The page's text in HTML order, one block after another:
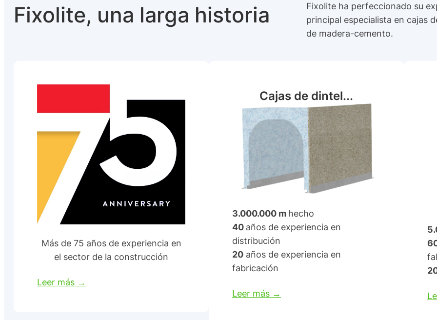
Fixolite, una larga historia
Fixolite ha perfeccionado su
principal especialista en cajas
de madera-cemento.
Más de 75 años de experiencia en
el sector de la construcción
Leer más →
Cajas de dintel...
3.000.000 m hecho
40 años de experiencia en
distribución
20 años de experiencia en
fabricación
Leer más →